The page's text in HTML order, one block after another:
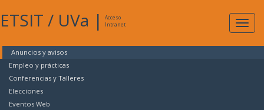
ETSIT / UVa |
Acceso
Intranet
Anuncios y avisos
Empleo y prácticas
Conferencias y Talleres
Elecciones
Eventos Web